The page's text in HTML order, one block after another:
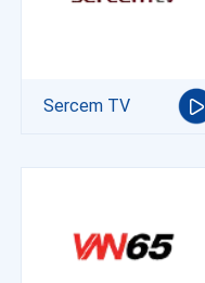
Sercem TV